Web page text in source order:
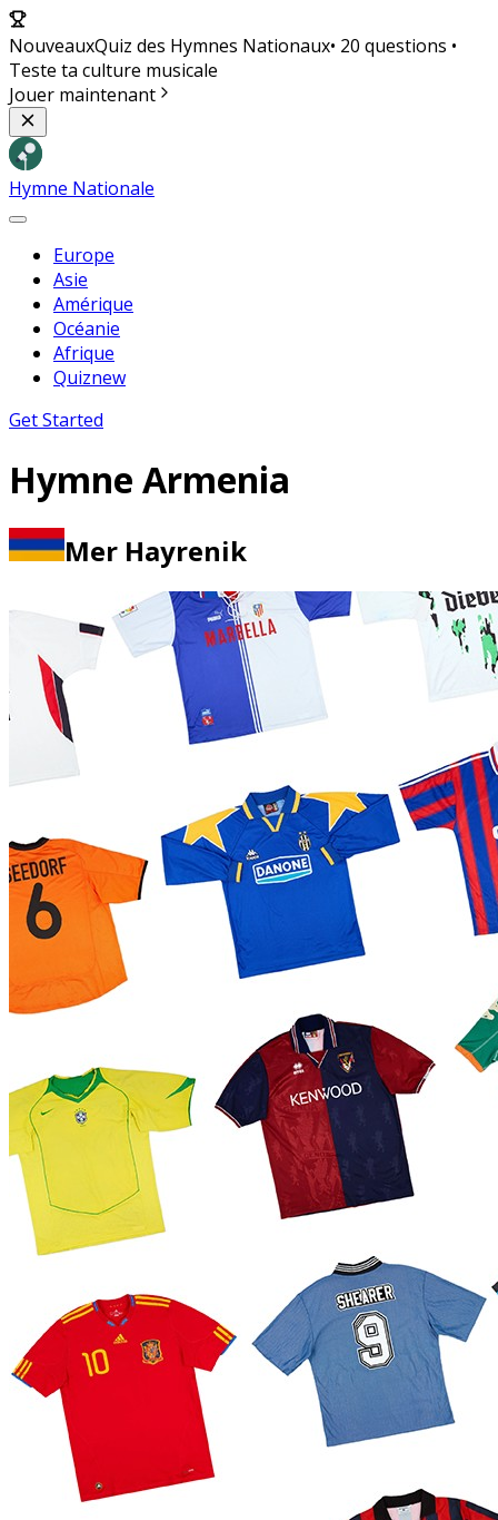
NouveauxQuiz des Hymnes Nationaux• 20 questions •
Teste ta culture musicale
Jouer maintenant
Hymne Nationale
Europe
Asie
Amérique
Océanie
Afrique
Quiznew
Get Started
Hymne Armenia
Mer Hayrenik